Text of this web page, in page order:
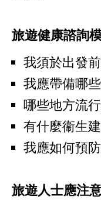
旅遊健康諮詢
我須於出發
我應帶備哪
哪些地方流
有什麼衞生
我應如何預
旅遊人士應注